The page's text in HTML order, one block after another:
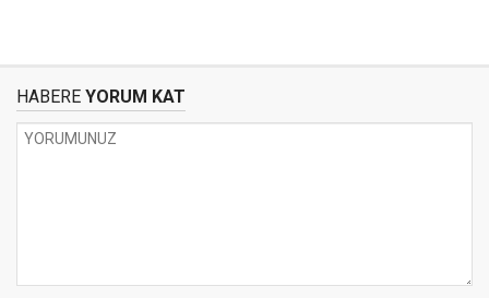
HABERE YORUM KAT